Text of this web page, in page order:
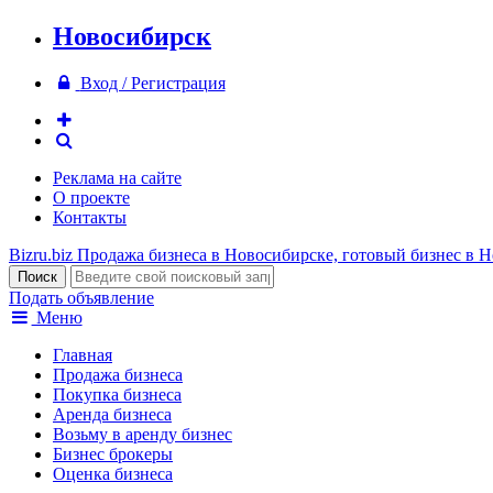
Новосибирск
Вход / Регистрация
Реклама на сайте
О проекте
Контакты
Bizru.biz Продажа бизнеса в Новосибирске, готовый бизнес в
Подать объявление
Меню
Главная
Продажа бизнеса
Покупка бизнеса
Аренда бизнеса
Возьму в аренду бизнес
Бизнес брокеры
Оценка бизнеса